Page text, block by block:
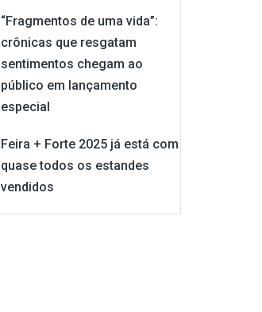
“Fragmentos de uma vida”:
crônicas que resgatam
sentimentos chegam ao
público em lançamento
especial
Feira + Forte 2025 já está com
quase todos os estandes
vendidos